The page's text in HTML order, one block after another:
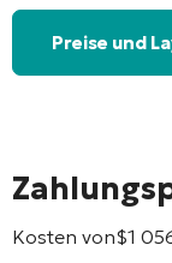
Preise und
Kosten von$1